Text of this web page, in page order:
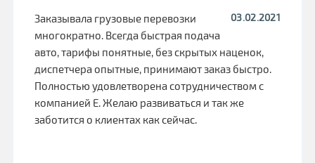
03.02.2021
Заказывала грузовые перевозки
многократно. Всегда быстрая подача
авто, тарифы понятные, без скрытых наценок,
диспетчера опытные, принимают заказ быстро.
Полностью удовлетворена сотрудничеством с
компанией Е. Желаю развиваться и так же
заботится о клиентах как сейчас.